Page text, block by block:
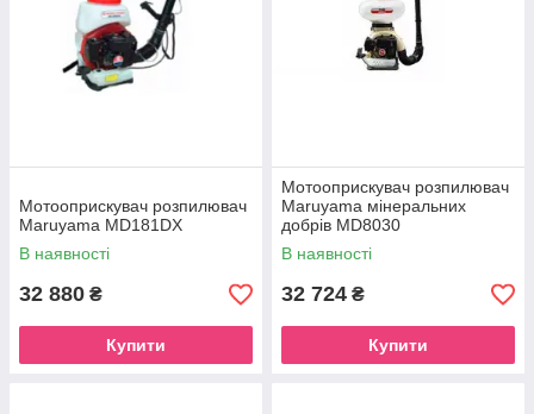
Мотооприскувач розпилювач
Maruyama MD181DX
В наявності
32 880 ₴
Купити
Мотооприскувач розпилювач
Maruyama мінеральних
добрів MD8030
В наявності
32 724 ₴
Купити